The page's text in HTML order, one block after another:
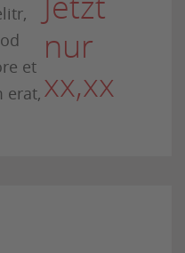
et
erat,
nur
xx,xx